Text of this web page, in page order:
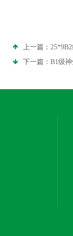
上一篇：
下一篇： B1级